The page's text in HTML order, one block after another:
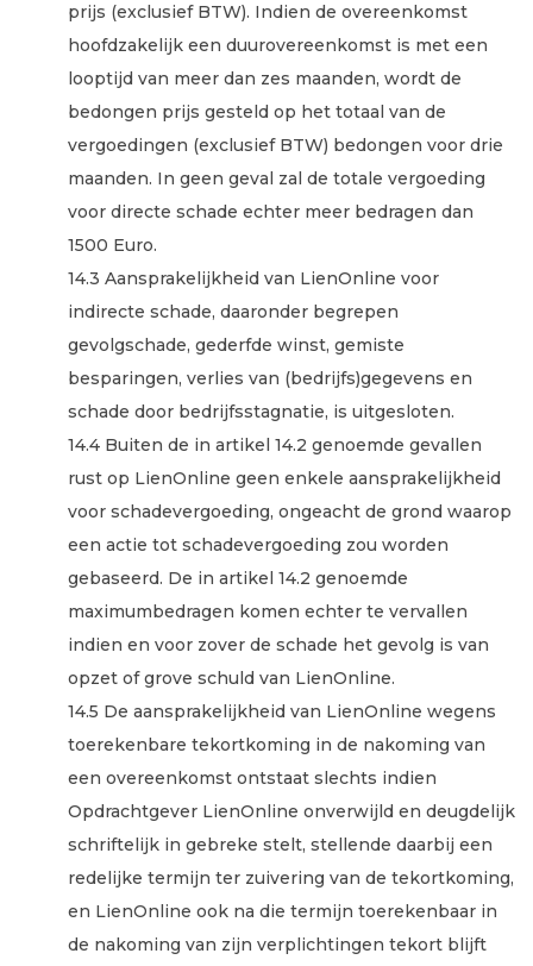
prijs (exclusief BTW). Indien de overeenkomst
hoofdzakelijk een duurovereenkomst is met een
looptijd van meer dan zes maanden, wordt de
bedongen prijs gesteld op het totaal van de
vergoedingen (exclusief BTW) bedongen voor drie
maanden. In geen geval zal de totale vergoeding
voor directe schade echter meer bedragen dan
1500 Euro.
14.3 Aansprakelijkheid van LienOnline voor
indirecte schade, daaronder begrepen
gevolgschade, gederfde winst, gemiste
besparingen, verlies van (bedrijfs)gegevens en
schade door bedrijfsstagnatie, is uitgesloten.
14.4 Buiten de in artikel 14.2 genoemde gevallen
rust op LienOnline geen enkele aansprakelijkheid
voor schadevergoeding, ongeacht de grond waarop
een actie tot schadevergoeding zou worden
gebaseerd. De in artikel 14.2 genoemde
maximumbedragen komen echter te vervallen
indien en voor zover de schade het gevolg is van
opzet of grove schuld van LienOnline.
14.5 De aansprakelijkheid van LienOnline wegens
toerekenbare tekortkoming in de nakoming van
een overeenkomst ontstaat slechts indien
Opdrachtgever LienOnline onverwijld en deugdelijk
schriftelijk in gebreke stelt, stellende daarbij een
redelijke termijn ter zuivering van de tekortkoming,
en LienOnline ook na die termijn toerekenbaar in
de nakoming van zijn verplichtingen tekort blijft